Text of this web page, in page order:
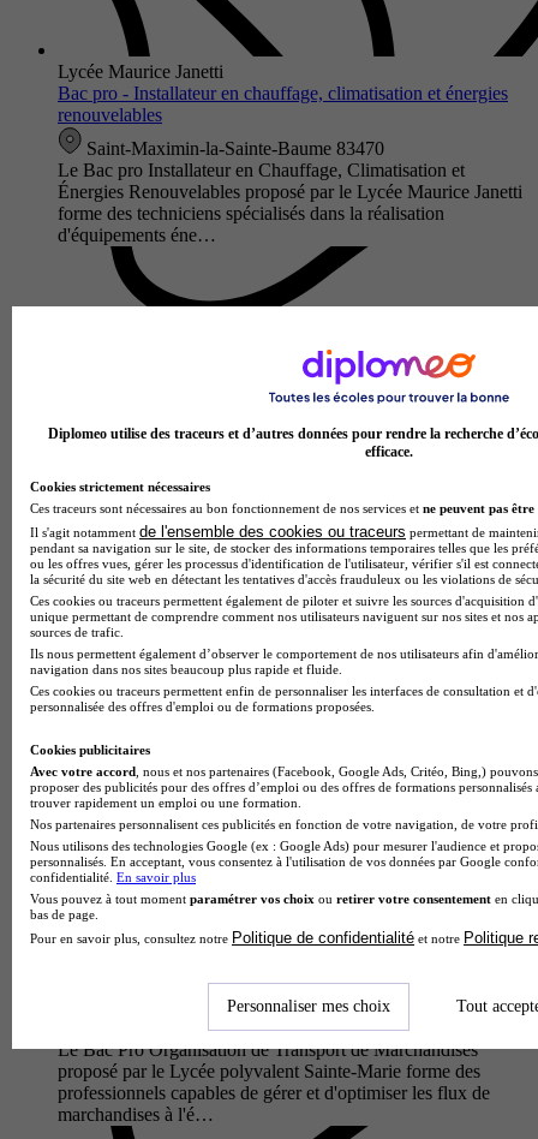
Lycée Maurice Janetti
Bac pro - Installateur en chauffage, climatisation et énergies
renouvelables
Saint-Maximin-la-Sainte-Baume 83470
Le Bac pro Installateur en Chauffage, Climatisation et
Énergies Renouvelables proposé par le Lycée Maurice Janetti
forme des techniciens spécialisés dans la réalisation
d'équipements éne…
Lycée professionnel Alphonse Beau de Rochas
Bac pro - Travaux publics
Digne-les-Bains 04000
Le Bac Pro Travaux Publics du Lycée professionnel Alphonse
Beau de Rochas forme des techniciens polyvalents capables
d'intervenir sur les grands chantiers d'infrastructures. Au
programme…
Aix-en-Provence 13100
Le Bac Pro Organisation de Transport de Marchandises
proposé par le Lycée polyvalent Sainte-Marie forme des
professionnels capables de gérer et d'optimiser les flux de
marchandises à l'é…
Diplomeo utilise des traceurs et d’autres données pour rendre la recherche
efficace.
Cookies strictement nécessaires
Ces traceurs sont nécessaires au bon fonctionnement de nos services et ne peuvent pas être
Il s'agit notamment de l'ensemble des cookies ou traceurs permettant de
pendant sa navigation sur le site, de stocker des informations temporaires telles que les
ou les offres vues, gérer les processus d'identification de l'utilisateur, vérifier s'il est
la sécurité du site web en détectant les tentatives d'accès frauduleux ou les violations de
Ces cookies ou traceurs permettent également de piloter et suivre les sources d'acquisition
unique permettant de comprendre comment nos utilisateurs naviguent sur nos sites et nos
sources de trafic.
Ils nous permettent également d’observer le comportement de nos utilisateurs afin
navigation dans nos sites beaucoup plus rapide et fluide.
Ces cookies ou traceurs permettent enfin de personnaliser les interfaces de consultation et
personnalisée des offres d'emploi ou de formations proposées.
Cookies publicitaires
Avec votre accord , nous et nos partenaires (Facebook, Google Ads, Critéo, Bing,)
proposer des publicités pour des offres d’emploi ou des offres de formations
trouver rapidement un emploi ou une formation.
Nos partenaires personnalisent ces publicités en fonction de votre navigation, de votre
Nous utilisons des technologies Google (ex : Google Ads) pour mesurer l'audience et
personnalisés. En acceptant, vous consentez à l'utilisation de vos données par Google
confidentialité. En savoir plus
Vous pouvez à tout moment paramétrer vos choix ou retirer votre consentement en
bas de page.
Pour en savoir plus, consultez notre Politique de confidentialité et notre Politique
Personnaliser mes choix Tout